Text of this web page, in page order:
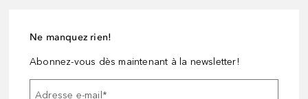
Ne manquez rien!
Abonnez-vous dès maintenant à la newsletter!
Adresse e-mail*